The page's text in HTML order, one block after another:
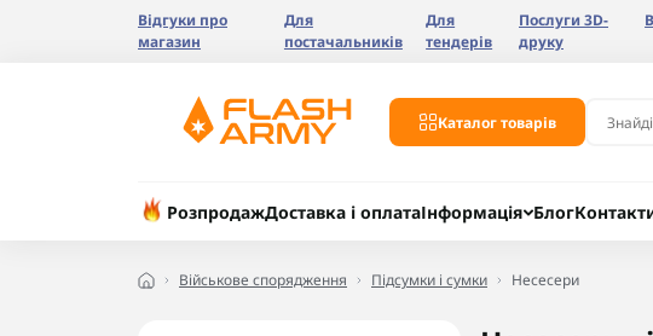
Відгуки про
магазин
Для
постачальників
Для
тендерів
Послуги 3D-
друку
Каталог товарів
РозпродажДоставка і оплатаІнформація Блог
Військове спорядження Підсумки і сумки Несесери